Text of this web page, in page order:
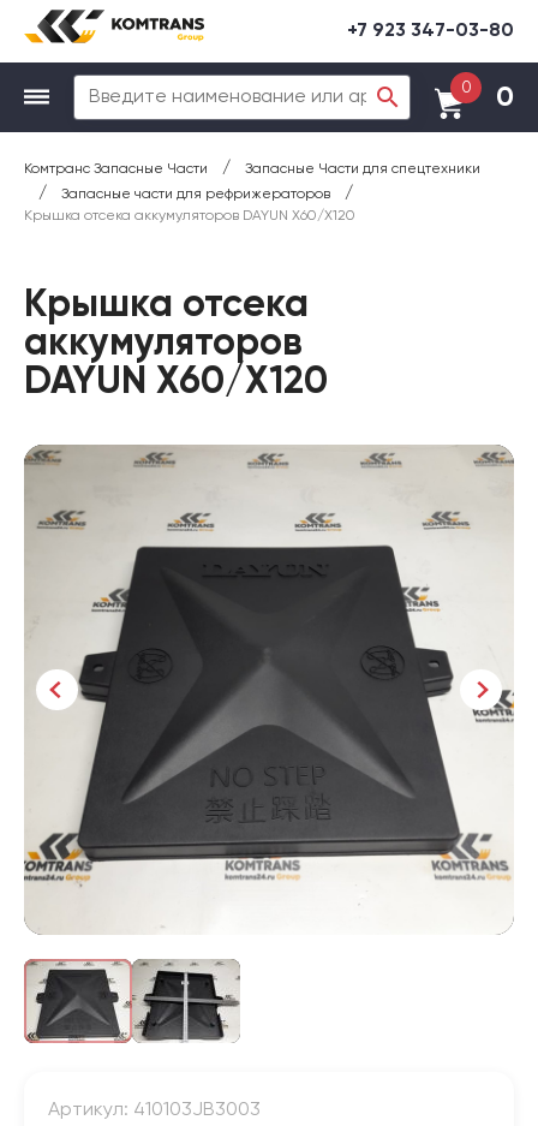
+7 923 347-03-80
0 0
Комтранс Запасные Части / Запасные Части для спецтехники
/ Запасные части для рефрижераторов /
Крышка отсека аккумуляторов DAYUN X60/X120
Крышка отсека
аккумуляторов
DAYUN X60/X120
Артикул: 410103JB3003